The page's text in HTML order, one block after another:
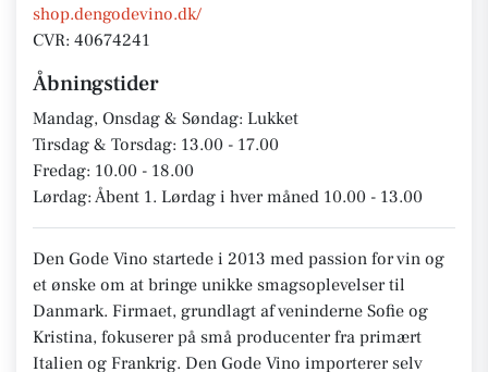
shop.dengodevino.dk/
CVR: 40674241
Åbningstider
Mandag, Onsdag & Søndag: Lukket
Tirsdag & Torsdag: 13.00 - 17.00
Fredag: 10.00 - 18.00
Lørdag: Åbent 1. Lørdag i hver måned 10.00 - 13.00
Den Gode Vino startede i 2013 med passion for vin og
et ønske om at bringe unikke smagsoplevelser til
Danmark. Firmaet, grundlagt af veninderne Sofie og
Kristina, fokuserer på små producenter fra primært
Italien og Frankrig. Den Gode Vino importerer selv